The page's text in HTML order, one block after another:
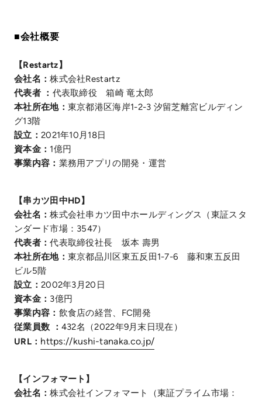
■会社概要
【Restartz】
会社名：株式会社Restartz
代表者 ： 代表取締役 箱崎 竜太郎
本社所在地： 東京都港区海岸1-2-3 汐留芝離宮ビルディン
グ13階
設立： 2021年10月18日
資本金： 1億円
事業内容： 業務用アプリの開発・運営
【串カツ田中HD】
会社名：株式会社串カツ田中ホールディングス（東証スタ
ンダード市場：3547）
代表者：代表取締役社長 坂本 壽男
本社所在地： 東京都品川区東五反田1-7-6 藤和東五反田
ビル5階
設立： 2002年3月20日
資本金： 3億円
事業内容： 飲食店の経営、FC開発
従業員数 ： 432名（2022年9月末日現在）
URL： https://kushi-tanaka.co.jp/
【インフォマート】
会社名：株式会社インフォマート（東証プライム市場：